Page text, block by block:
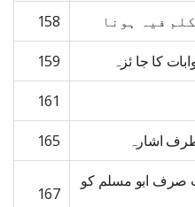
فیہ ہونا 158
کا جا ئزہ 159
161
اشارہ 165
یت صرف ابو مسلم کو
167